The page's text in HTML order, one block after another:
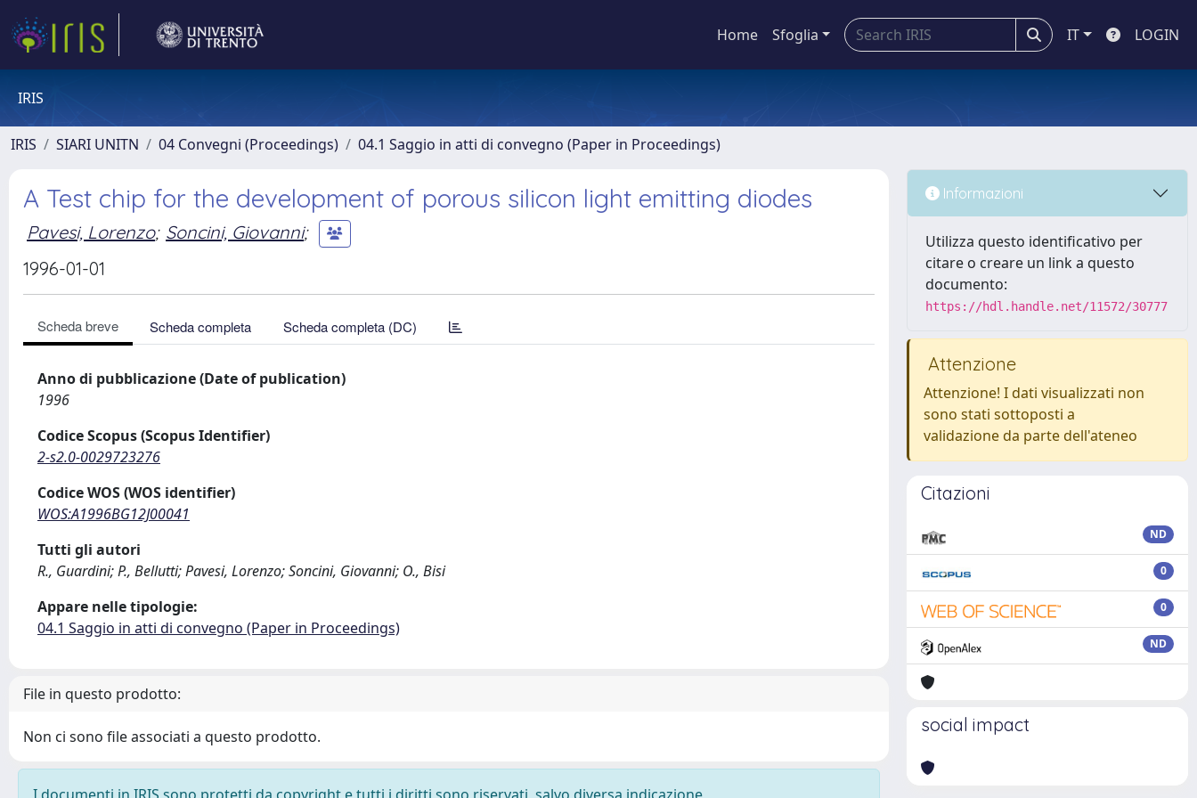
Home Sfoglia IT LOGIN
IRIS
IRIS SIARI UNITN 04 Convegni (Proceedings) 04.1 Saggio in atti di convegno (Paper in Proceedings)
A Test chip for the development of porous silicon light emitting diodes
Pavesi, Lorenzo; Soncini, Giovanni;
1996-01-01
Scheda breve Scheda completa Scheda completa (DC)
Anno di pubblicazione (Date of publication)
1996
Codice Scopus (Scopus Identifier)
2-s2.0-0029723276
Codice WOS (WOS identifier)
WOS:A1996BG12J00041
Tutti gli autori
R., Guardini; P., Bellutti; Pavesi, Lorenzo; Soncini, Giovanni; O., Bisi
Appare nelle tipologie:
04.1 Saggio in atti di convegno (Paper in Proceedings)
File in questo prodotto:
Non ci sono file associati a questo prodotto.
Informazioni
Utilizza questo identificativo per
citare o creare un link a questo
documento:
https://hdl.handle.net/11572/30777
Attenzione
Attenzione! I dati visualizzati non
sono stati sottoposti a
validazione da parte dell'ateneo
Citazioni
ND
0
0
ND
social impact